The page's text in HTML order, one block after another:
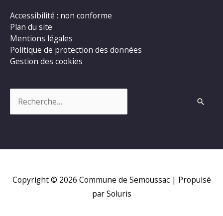
Accessibilité : non conforme
Plan du site
Mentions légales
Politique de protection des données
Gestion des cookies
Copyright © 2026 Commune de Semoussac| Propulsé
par Soluris